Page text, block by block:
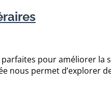
pour améliorer
nous permet d’explorer